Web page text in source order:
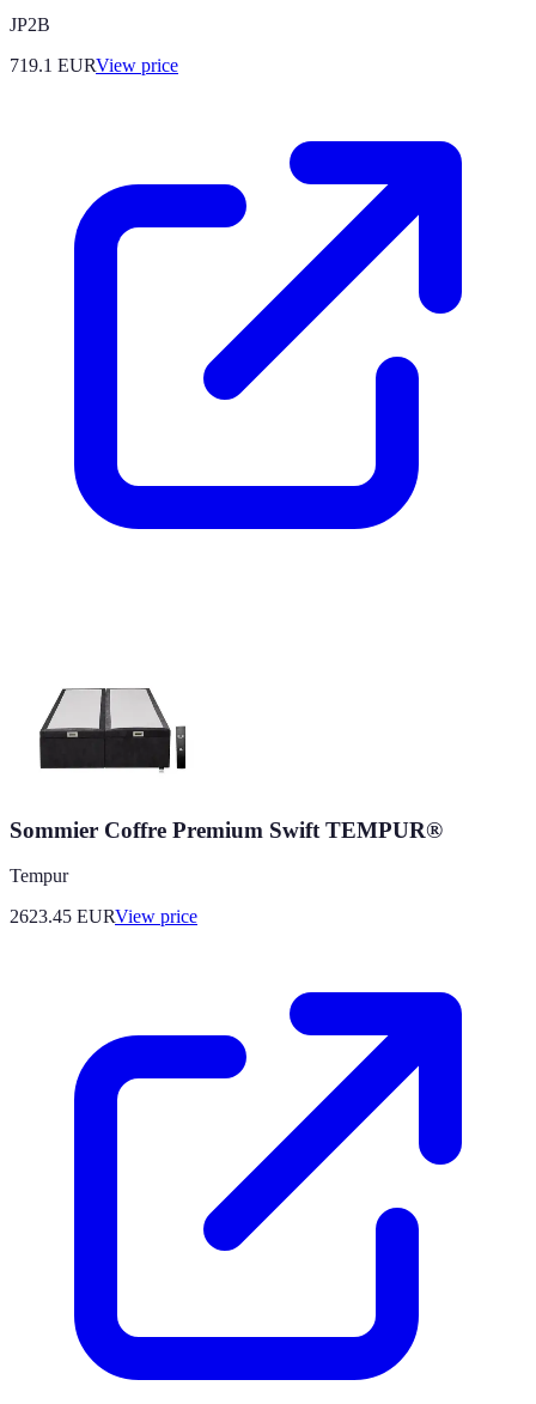
JP2B
719.1 EURView price
Sommier Coffre Premium Swift TEMPUR®
Tempur
2623.45 EURView price